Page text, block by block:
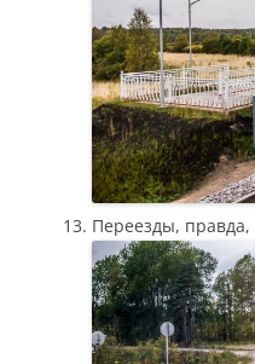
Переезды,